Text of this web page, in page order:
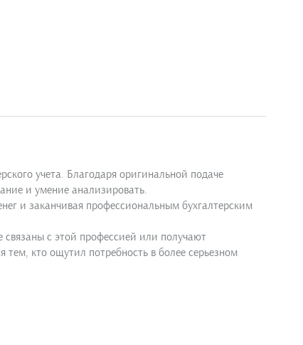
учета. Благодаря оригинальной подаче
и умение анализировать.
и заканчивая профессиональным бухгалтерским
связаны с этой профессией или получают
кто ощутил потребность в более серьезном